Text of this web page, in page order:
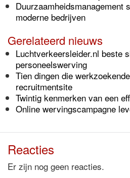
Duurzaamheidsmanagement
moderne bedrijven
Gerelateerd nieuws
Luchtverkeersleider.nl beste
personeelswerving
Tien dingen die
recruitmentsite
Twintig kenmerken van een
Online wervingscampagne
Reacties
Er zijn nog geen reacties.